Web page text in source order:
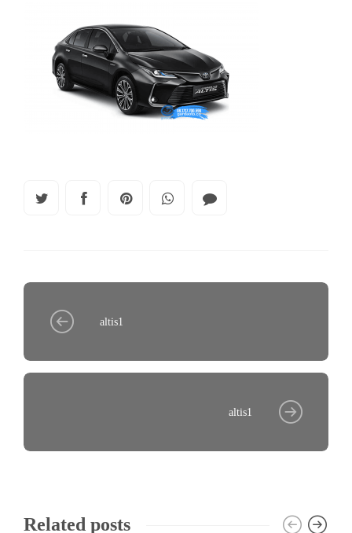
altis1
altis1
Related posts